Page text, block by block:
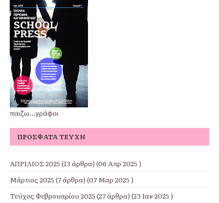
παιζω...γράφοι
ΠΡΌΣΦΑΤΑ ΤΕΎΧΗ
ΑΠΡΙΛΙΟΣ 2025 (13 άρθρα) (06 Απρ 2025 )
Μάρτιος 2025 (7 άρθρα) (07 Μαρ 2025 )
Τεύχος Φεβρουαρίου 2025 (27 άρθρα) (23 Ιαν 2025 )